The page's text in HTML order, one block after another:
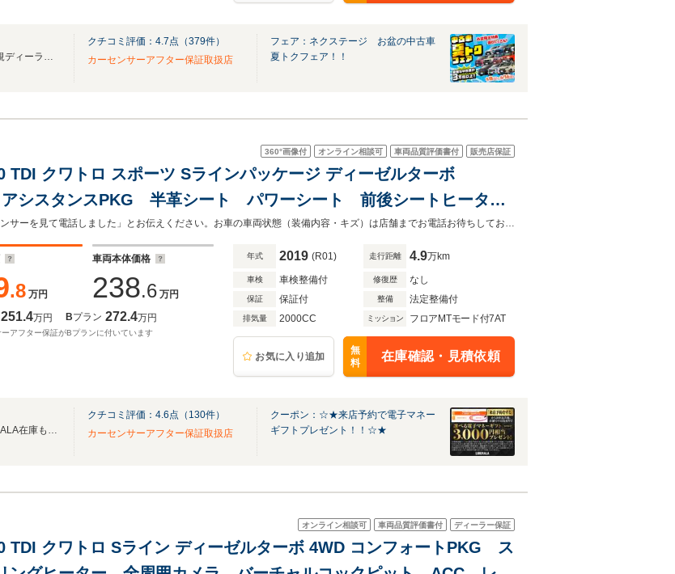
ユニバース総在庫2,000台以上！輸入車正規ディーラー運営の安心感を！
クチコミ評価： 4.7点（379件）
カーセンサーアフター保証取扱店
フェア：ネクステージ お盆の中古車
夏トクフェア！！
360°画像付 オンライン相談可 車両品質評価書付 販売店保証
TDI クワトロ スポーツ Sラインパッケージ ディーゼルターボ
アシスタンスPKG 半革シート パワーシート 前後シートヒータ
正ナビ 360°カメラ バーチャルコックピット LEDヘッドライト
インチAW オートライト 電動リアゲート 前後ドラレコ
「カーセンサーを見て電話しました」とお伝えください。お車の車両状態（装備内容・キズ）は店舗までお電話お待ちしております。
.8 万円
車両本体価格
238.6 万円
251.4万円 Bプラン 272.4万円
ーアフター保証がBプランに付いています
年式 2019 (R01) 走行距離 4.9万km
車検 車検整備付 修復歴 なし
保証 保証付 整備 法定整備付
排気量 2000CC ミッション フロアMTモード付7AT
お気に入り追加
無
料
在庫確認・見積依頼
無料電話は24時間ご案内！！全国のLIBERALA在庫も見たい方は一括照会が可能です！
クチコミ評価： 4.6点（ 130件）
カーセンサーアフター保証取扱店
クーポン：☆★来店予約で電子マネー
ギフトプレゼント！！☆★
オンライン相談可 車両品質評価書付 ディーラー保証
TDI クワトロ Sライン ディーゼルターボ 4WD コンフォートPKG ス